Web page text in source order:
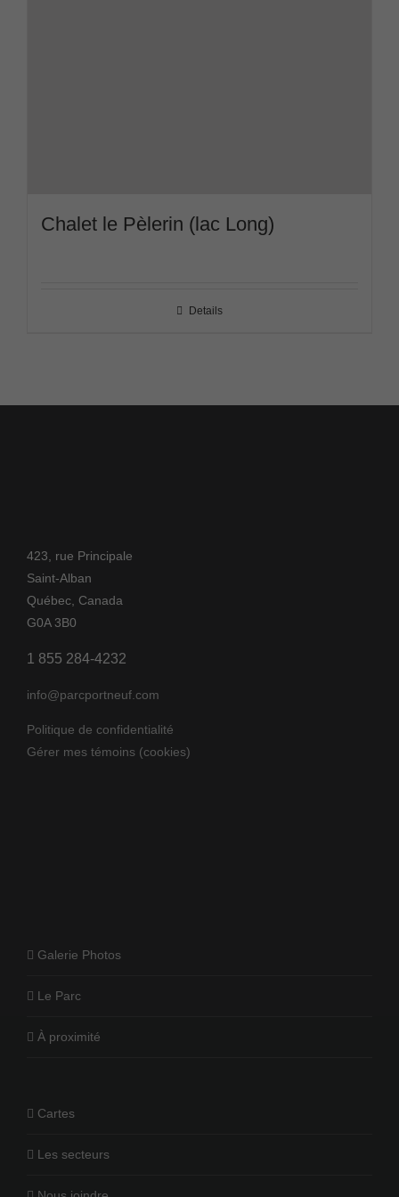
Chalet le Pèlerin (lac Long)
Details
423, rue Principale
Saint-Alban
Québec, Canada
G0A 3B0
1 855 284-4232
info@parcportneuf.com
Politique de confidentialité
Gérer mes témoins (cookies)
Galerie Photos
Le Parc
À proximité
Cartes
Les secteurs